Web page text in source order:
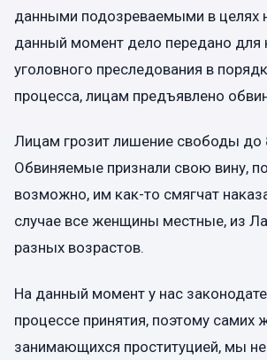
данными подозреваемыми в целях
данный момент дело передано для
уголовного преследования в
процесса, лицам предъявлено
Лицам грозит лишение свободы до
Обвиняемые признали свою вину,
возможно, им как-то смягчат
случае все женщины местные, из
разных возрастов.
На данный момент у нас
процессе принятия, поэтому самих
занимающихся проституцией, мы